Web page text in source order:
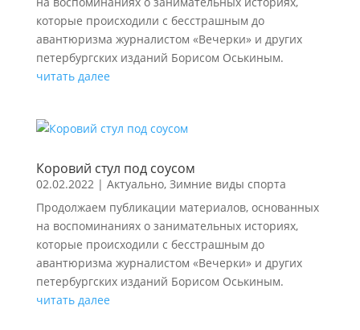
которые происходили с бесстрашным до
авантюризма журналистом «Вечерки» и других
петербургских изданий Борисом Оськиным.
читать далее
Коровий стул под соусом
02.02.2022| Актуально, Зимние виды спорта
Продолжаем публикации материалов, основанных
на воспоминаниях о занимательных историях,
которые происходили с бесстрашным до
авантюризма журналистом «Вечерки» и других
петербургских изданий Борисом Оськиным.
читать далее